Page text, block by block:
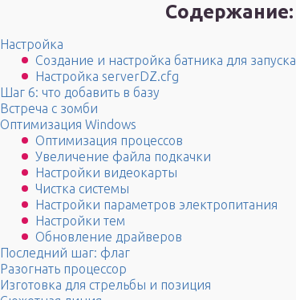
Содержание:
Настройка
Создание и настройка батника для запуска
Настройка serverDZ.cfg
Шаг 6: что добавить в базу
Встреча с зомби
Оптимизация Windows
Оптимизация процессов
Увеличение файла подкачки
Настройки видеокарты
Чистка системы
Настройки параметров электропитания
Настройки тем
Обновление драйверов
Последний шаг: флаг
Разогнать процессор
Изготовка для стрельбы и позиция